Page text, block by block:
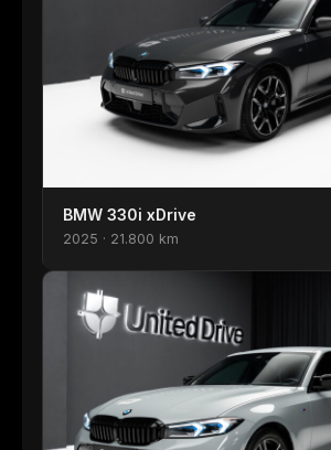
BMW 330i xDrive
2025 · 21.800 km